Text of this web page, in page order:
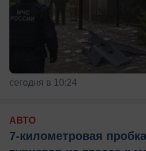
сегодня в 10:24
АВТО
7-километровая